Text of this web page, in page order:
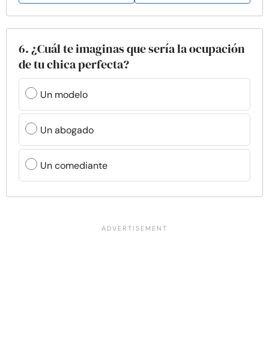
6. ¿Cuál te imaginas que sería la ocupación
de tu chica perfecta?
Un modelo
Un abogado
Un comediante